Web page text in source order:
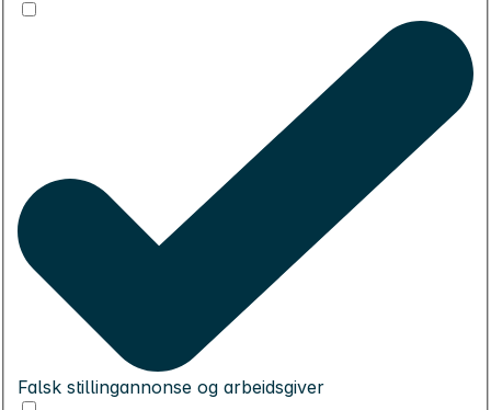
Falsk stillingannonse og arbeidsgiver